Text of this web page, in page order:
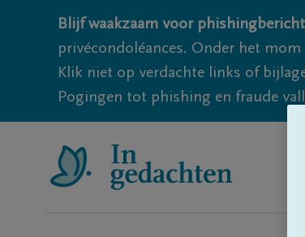
Blijf waakzaam voor
privécondoléances. Onder het
Klik niet op verdachte links of
Pogingen tot phishing en fraude